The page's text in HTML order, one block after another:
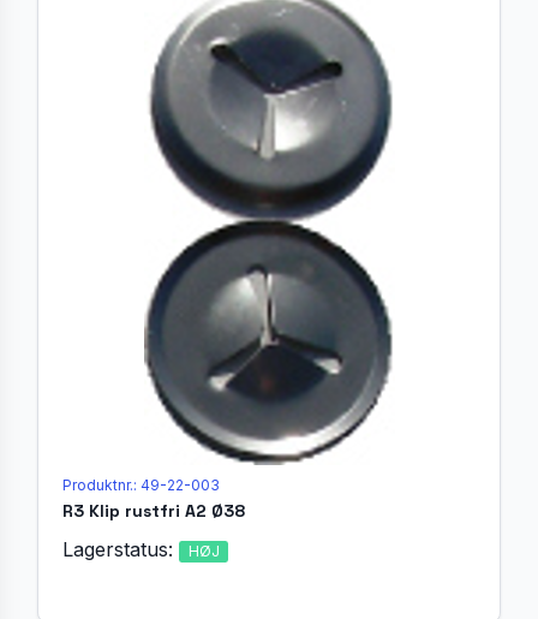
Produktnr.: 49-22-003
R3 Klip rustfri A2 Ø38
Lagerstatus: HØJ